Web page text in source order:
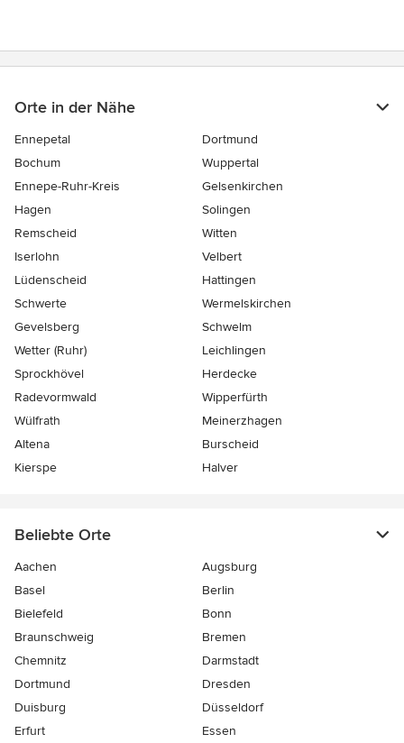
Orte in der Nähe
Ennepetal
Dortmund
Bochum
Wuppertal
Ennepe-Ruhr-Kreis
Gelsenkirchen
Hagen
Solingen
Remscheid
Witten
Iserlohn
Velbert
Lüdenscheid
Hattingen
Schwerte
Wermelskirchen
Gevelsberg
Schwelm
Wetter (Ruhr)
Leichlingen
Sprockhövel
Herdecke
Radevormwald
Wipperfürth
Wülfrath
Meinerzhagen
Altena
Burscheid
Kierspe
Halver
Beliebte Orte
Aachen
Augsburg
Basel
Berlin
Bielefeld
Bonn
Braunschweig
Bremen
Chemnitz
Darmstadt
Dortmund
Dresden
Duisburg
Düsseldorf
Erfurt
Essen